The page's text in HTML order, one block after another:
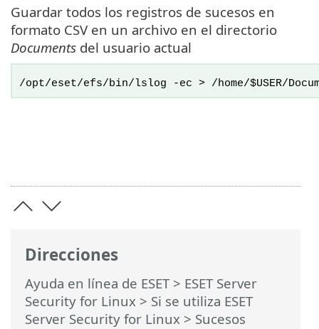
Direcciones
Ayuda en línea de ESET> ESET Server
Security for Linux > Si se utiliza ESET
Server Security for Linux > Sucesos
Guardar todos los registros de sucesos en
formato CSV en un archivo en el directorio
Documents del usuario actual
/opt/eset/efs/bin/lslog -ec > /home/$USER/